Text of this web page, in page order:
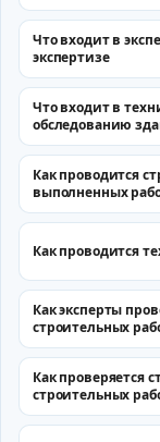
Что входит в
экспертизе
Что входит в
обследованию
Как проводится
выполненных
Как проводится
Как эксперты
строительных
Как проверяется
строительных